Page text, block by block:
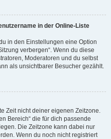
in der Online-Liste
in den Einstellungen eine Option
verbergen“. Wenn du diese
Moderatoren und du selbst
als unsichtbarer Besucher gezählt.
Zeit nicht deiner eigenen Zeitzone.
Bereich“ die für dich passende
Die Zeitzone kann dabei nur
Wenn du noch nicht registriert